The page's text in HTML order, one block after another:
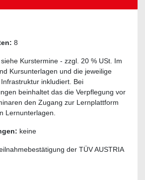
8
siehe Kurstermine - zzgl. 20 % USt. Im
Kursunterlagen und die jeweilige
inkludiert. Bei
beinhaltet das die Verpflegung vor
den Zugang zur Lernplattform
Lernunterlagen.
keine
der TÜV AUSTRIA